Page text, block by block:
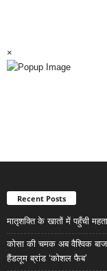
×
Recent Posts
मातृशक्ति के खातों में पहुँची
कोसा की चमक अब वैश्विक
हैंडलूम ब्रांड ‘कोशल फैब’